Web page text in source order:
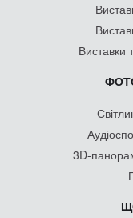
Виставки
3D-